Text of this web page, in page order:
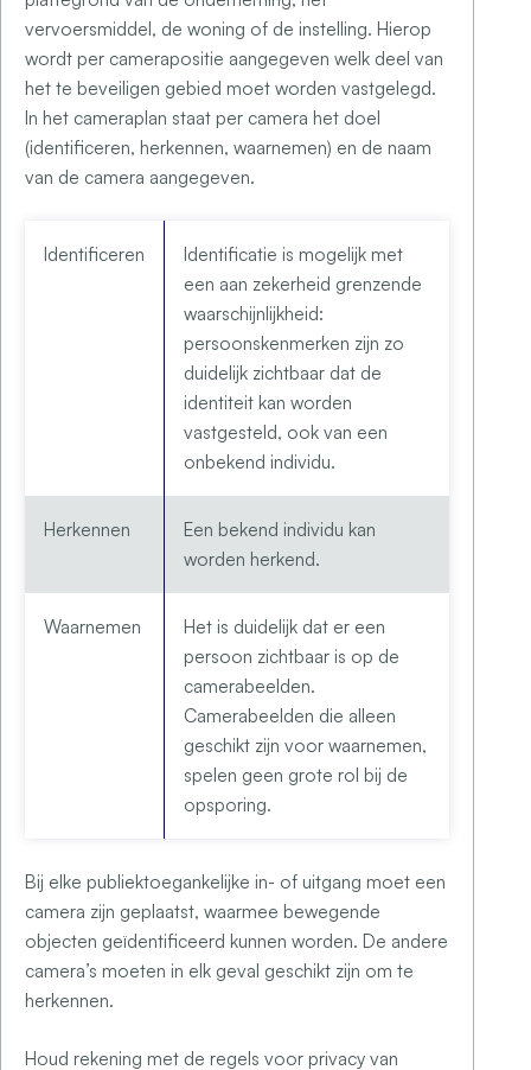
vervoersmiddel, de woning of de instelling. Hierop
wordt per camerapositie aangegeven welk deel van
het te beveiligen gebied moet worden vastgelegd.
In het cameraplan staat per camera het doel
(identificeren, herkennen, waarnemen) en de naam
van de camera aangegeven.
Identificeren
Identificatie is mogelijk met
een aan zekerheid grenzende
waarschijnlijkheid:
persoonskenmerken zijn zo
duidelijk zichtbaar dat de
identiteit kan worden
vastgesteld, ook van een
onbekend individu.
Herkennen
Een bekend individu kan
worden herkend.
Waarnemen
Het is duidelijk dat er een
persoon zichtbaar is op de
camerabeelden.
Camerabeelden die alleen
geschikt zijn voor waarnemen,
spelen geen grote rol bij de
opsporing.
Bij elke publiektoegankelijke in- of uitgang moet een
camera zijn geplaatst, waarmee bewegende
objecten geïdentificeerd kunnen worden. De andere
camera’s moeten in elk geval geschikt zijn om te
herkennen.
Houd rekening met de regels voor privacy van